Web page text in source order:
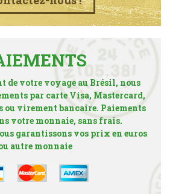
de votre voyage au Brésil, nous
par carte Visa, Mastercard,
ou virement bancaire. Paiements
votre monnaie, sans frais.
garantissons vos prix en euros
autre monnaie